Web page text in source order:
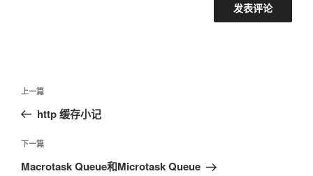
文
导
航
上
一
文
章
上一篇
http 缓存小记
下
一
下一篇
Macrotask Queue和Microtask Queue